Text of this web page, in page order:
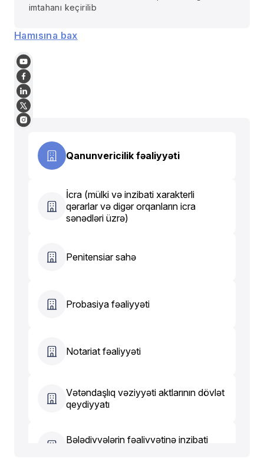
imtahanı keçirilib
Hamısına bax
Qanunvericilik fəaliyyəti
İcra (mülki və inzibati xarakterli
qərarlar və digər orqanların icra
sənədləri üzrə)
Penitensiar sahə
Probasiya fəaliyyəti
Notariat fəaliyyəti
Vətəndaşlıq vəziyyəti aktlarının dövlət
qeydiyyatı
Bələdiyyələrin fəaliyyətinə inzibati